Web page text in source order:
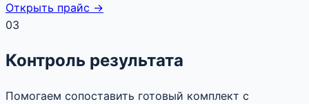
Открыть прайс →
03
Контроль результата
Помогаем сопоставить готовый комплект с